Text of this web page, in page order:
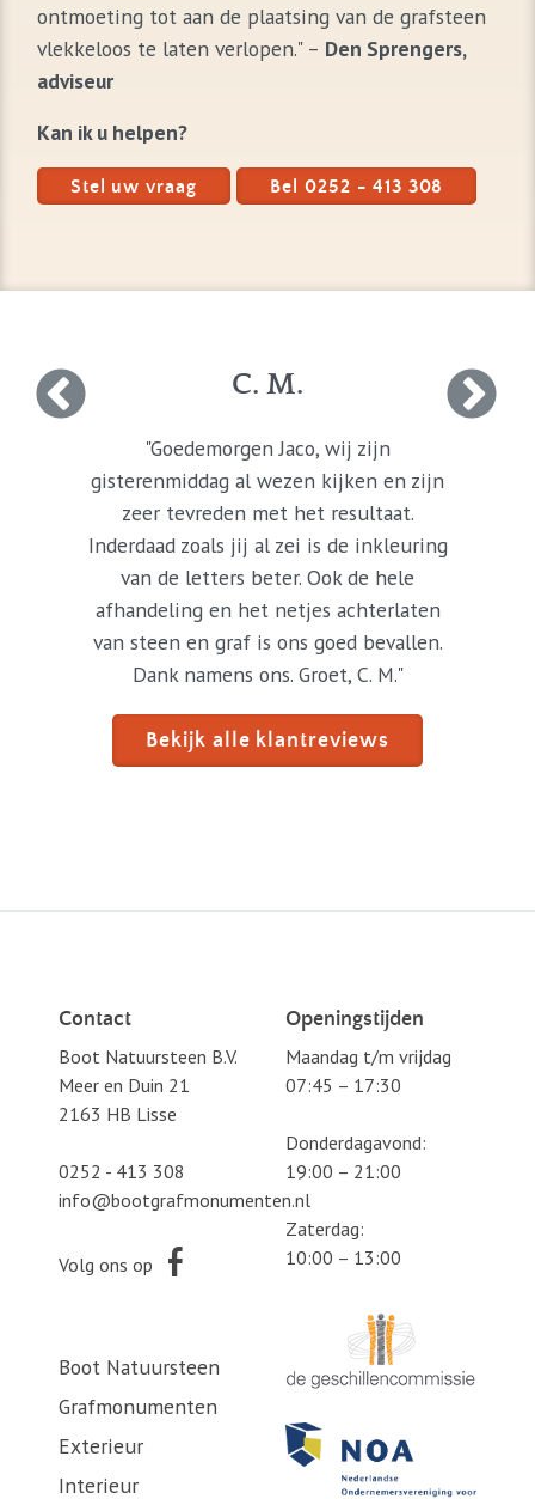
ontmoeting tot aan de plaatsing van de grafsteen
vlekkeloos te laten verlopen." – Den Sprengers,
adviseur
Kan ik u helpen?
Stel uw vraag Bel 0252 - 413 308
C. M.
"Goedemorgen Jaco, wij zijn
gisterenmiddag al wezen kijken en zijn
zeer tevreden met het resultaat.
Inderdaad zoals jij al zei is de inkleuring
van de letters beter. Ook de hele
afhandeling en het netjes achterlaten
van steen en graf is ons goed bevallen.
Dank namens ons. Groet, C. M."
Bekijk alle klantreviews
Contact
Boot Natuursteen B.V.
Meer en Duin 21
2163 HB Lisse
0252 - 413 308
info@bootgrafmonumenten.nl
Volg ons op
Openingstijden
Maandag t/m vrijdag
07:45 – 17:30
Donderdagavond:
19:00 – 21:00
Zaterdag:
10:00 – 13:00
Boot Natuursteen
Grafmonumenten
Exterieur
Interieur